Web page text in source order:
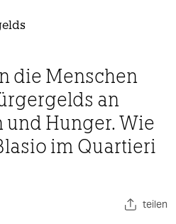
die Menschen
an
Hunger. Wie
im Quartieri
teilen